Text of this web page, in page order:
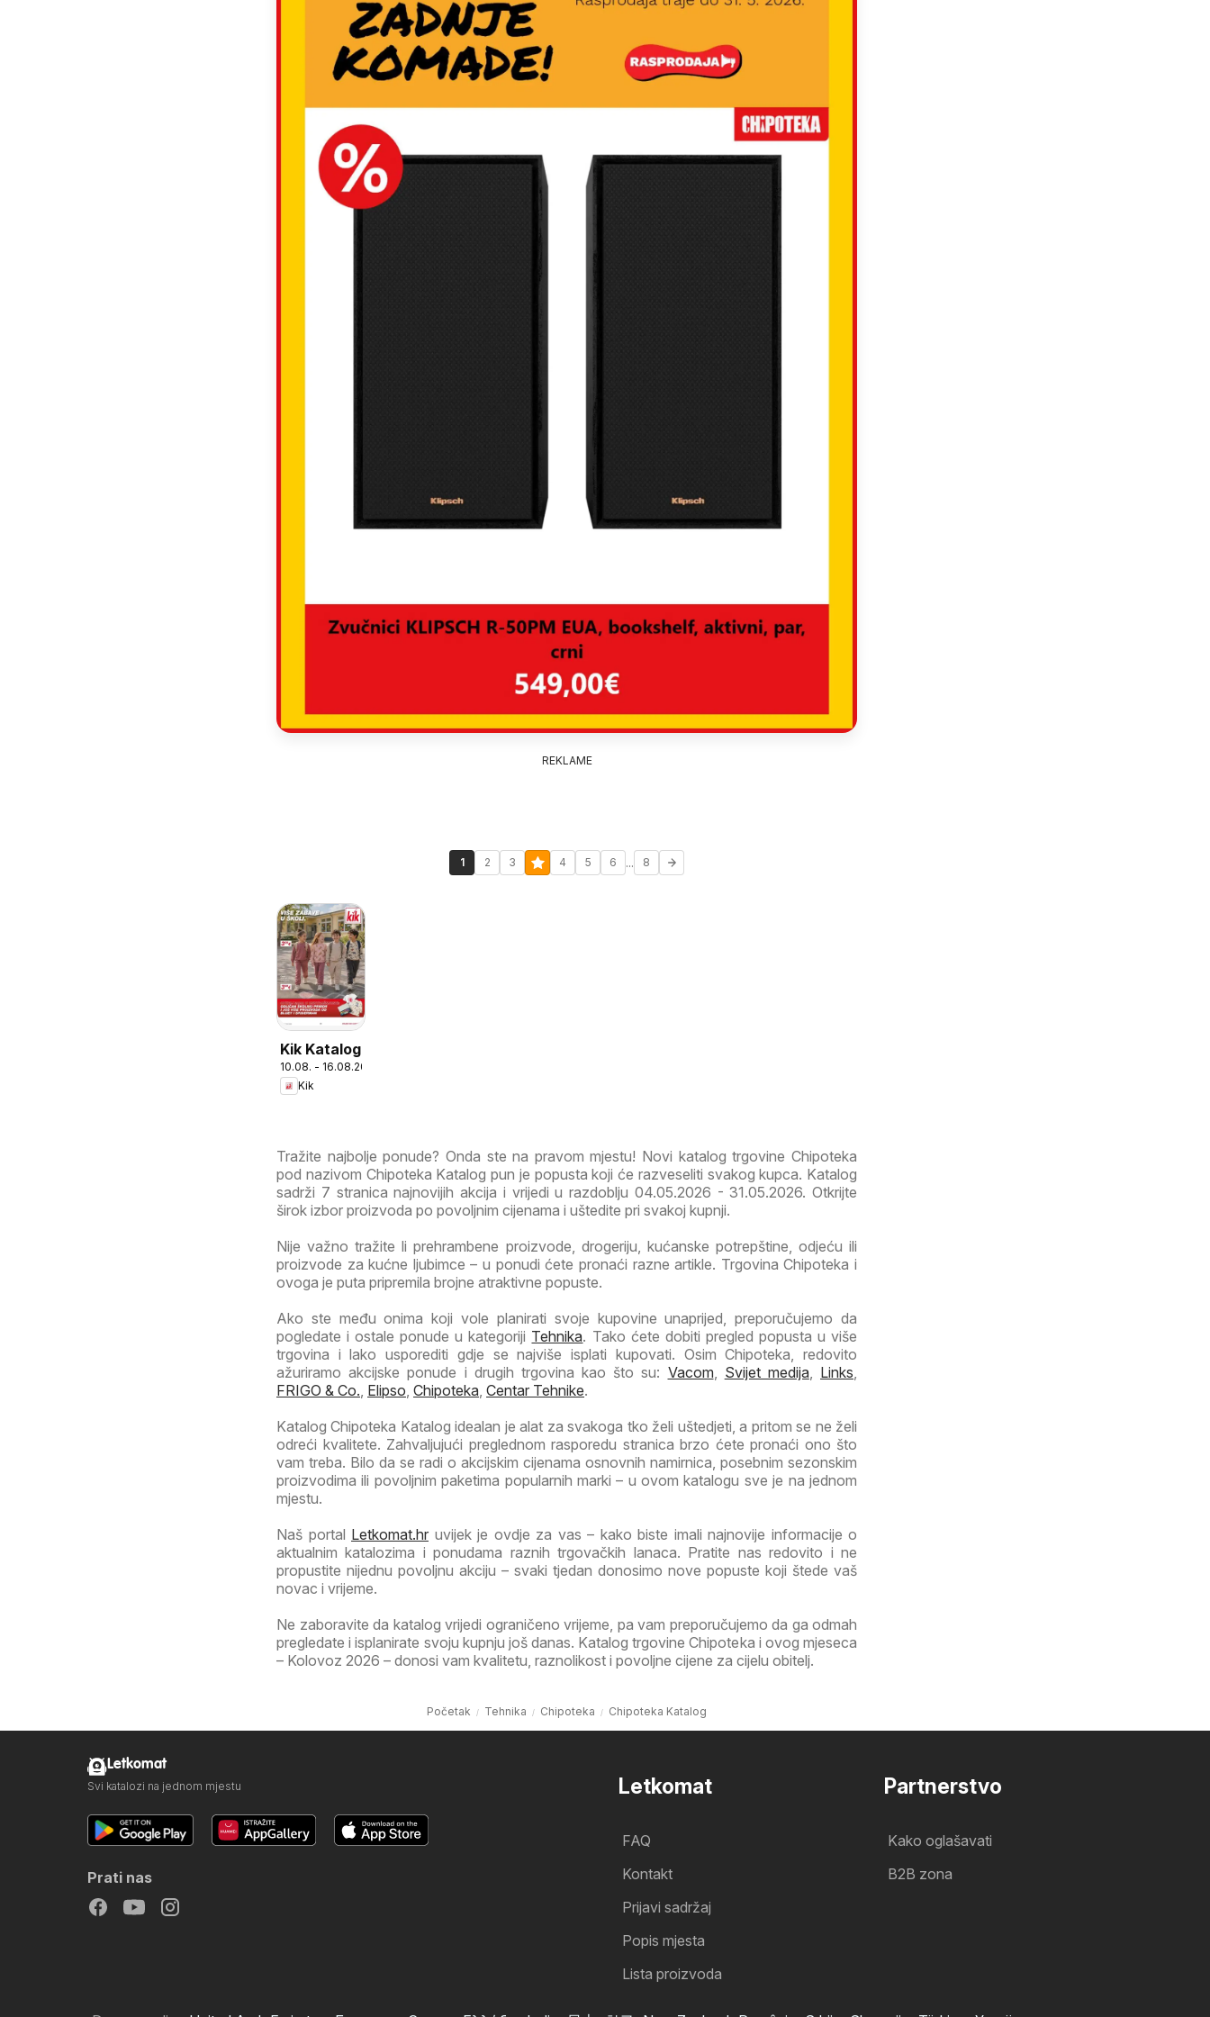
REKLAME
1 2 3 4 5 6 ... 8
Kik Katalog
10.08. - 16.08.2026
Kik
Tražite najbolje ponude? Onda ste na pravom mjestu! Novi katalog trgovine Chipoteka
pod nazivom Chipoteka Katalog pun je popusta koji će razveseliti svakog kupca. Katalog
sadrži 7 stranica najnovijih akcija i vrijedi u razdoblju 04.05.2026 - 31.05.2026. Otkrijte
širok izbor proizvoda po povoljnim cijenama i uštedite pri svakoj kupnji.
Nije važno tražite li prehrambene proizvode, drogeriju, kućanske potrepštine, odjeću ili
proizvode za kućne ljubimce – u ponudi ćete pronaći razne artikle. Trgovina Chipoteka i
ovoga je puta pripremila brojne atraktivne popuste.
Ako ste među onima koji vole planirati svoje kupovine unaprijed, preporučujemo da
pogledate i ostale ponude u kategoriji Tehnika. Tako ćete dobiti pregled popusta u više
trgovina i lako usporediti gdje se najviše isplati kupovati. Osim Chipoteka, redovito
ažuriramo akcijske ponude i drugih trgovina kao što su: Vacom, Svijet medija, Links
FRIGO & Co. Elipso Chipoteka Centar Tehnike.
Katalog Chipoteka Katalog idealan je alat za svakoga tko želi uštedjeti, a pritom se ne želi
odreći kvalitete. Zahvaljujući preglednom rasporedu stranica brzo ćete pronaći ono što
vam treba. Bilo da se radi o akcijskim cijenama osnovnih namirnica, posebnim sezonskim
proizvodima ili povoljnim paketima popularnih marki – u ovom katalogu sve je na jednom
mjestu.
Naš portal Letkomat.hr uvijek je ovdje za vas – kako biste imali najnovije informacije o
aktualnim katalozima i ponudama raznih trgovačkih lanaca. Pratite nas redovito i ne
propustite nijednu povoljnu akciju – svaki tjedan donosimo nove popuste koji štede vaš
novac i vrijeme.
Ne zaboravite da katalog vrijedi ograničeno vrijeme, pa vam preporučujemo da ga odmah
pregledate i isplanirate svoju kupnju još danas. Katalog trgovine Chipoteka i ovog mjeseca
– Kolovoz 2026 – donosi vam kvalitetu, raznolikost i povoljne cijene za cijelu obitelj.
Početak Tehnika Chipoteka Chipoteka Katalog
Letkomat
FAQ
Kontakt
Prijavi sadržaj
Popis mjesta
Lista proizvoda
Partnerstvo
Kako oglašavati
B2B zona
Letkomat
Svi katalozi na jednom mjestu
Prati nas